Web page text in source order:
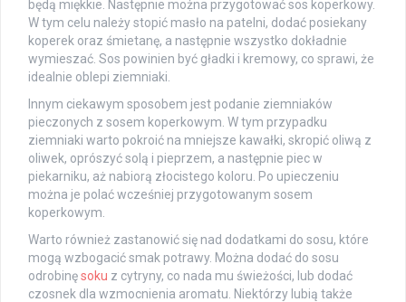
będą miękkie. Następnie można przygotować sos koperkowy.
W tym celu należy stopić masło na patelni, dodać posiekany
koperek oraz śmietanę, a następnie wszystko dokładnie
wymieszać. Sos powinien być gładki i kremowy, co sprawi, że
idealnie oblepi ziemniaki.
Innym ciekawym sposobem jest podanie ziemniaków
pieczonych z sosem koperkowym. W tym przypadku
ziemniaki warto pokroić na mniejsze kawałki, skropić oliwą z
oliwek, oprószyć solą i pieprzem, a następnie piec w
piekarniku, aż nabiorą złocistego koloru. Po upieczeniu
można je polać wcześniej przygotowanym sosem
koperkowym.
Warto również zastanowić się nad dodatkami do sosu, które
mogą wzbogacić smak potrawy. Można dodać do sosu
odrobinęsoku z cytryny, co nada mu świeżości, lub dodać
czosnek dla wzmocnienia aromatu. Niektórzy lubią także